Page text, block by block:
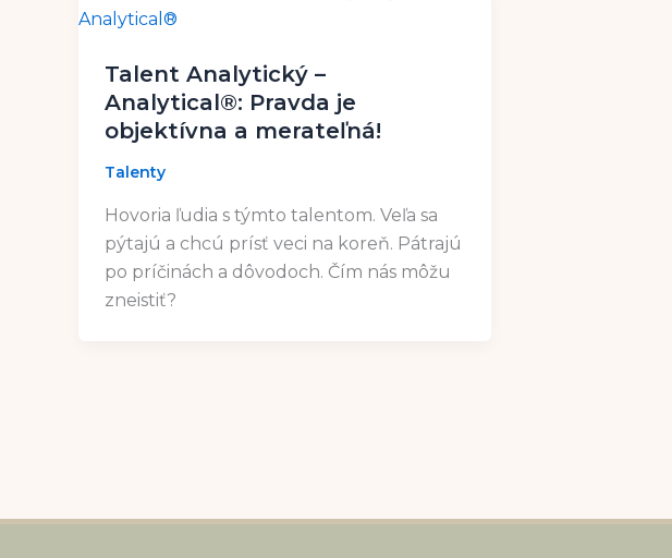
Talent Analytický –
Analytical®: Pravda je
objektívna a merateľná!
Talenty
Hovoria ľudia s týmto talentom. Veľa sa
pýtajú a chcú prísť veci na koreň. Pátrajú
po príčinách a dôvodoch. Čím nás môžu
zneistiť?